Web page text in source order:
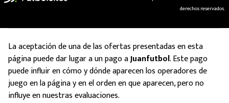
derechos reservados.
La aceptación de una de las ofertas presentadas en esta
página puede dar lugar a un pago aJuanfutbol. Este pago
puede influir en cómo y dónde aparecen los operadores de
juego en la página y en el orden en que aparecen, pero no
influye en nuestras evaluaciones.